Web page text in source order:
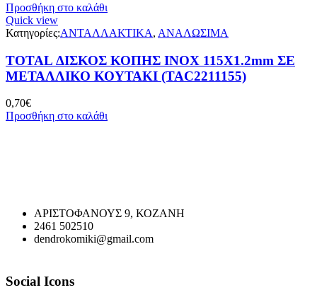
Προσθήκη στο καλάθι
Quick view
Κατηγορίες:ΑΝΤΑΛΛΑΚΤΙΚΑ, ΑΝΑΛΩΣΙΜΑ
TOTAL ΔΙΣΚΟΣ ΚΟΠΗΣ ΙΝΟΧ 115Χ1.2mm ΣΕ
ΜΕΤΑΛΛΙΚΟ ΚΟΥΤΑΚΙ (TAC2211155)
0,70€
Προσθήκη στο καλάθι
ΑΡΙΣΤΟΦΑΝΟΥΣ 9, ΚΟΖΑΝΗ
2461 502510
dendrokomiki@gmail.com
Social Icons